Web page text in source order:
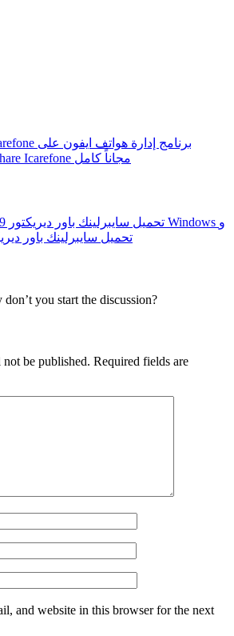
برنامج إدارة هواتف ايفون على
الكمبيوتر تفعيل Tenorshare Icarefone مجاناً كامل
you start the discussion?
be published. Required fields are
and website in this browser for the next